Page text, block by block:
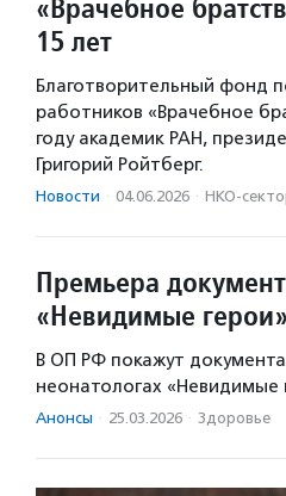
«Врачебное
15 лет
Благотворительный фонд
работников «Врачебное
году академик РАН,
Григорий Ройтберг.
Новости · 04.06.2026 · НКО-
Премьера
«Невидимые герои»
В ОП РФ покажут
неонатологах «Невидимые
Анонсы · 25.03.2026 · Здоровье